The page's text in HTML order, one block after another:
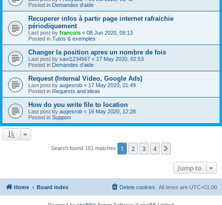
Posted in Demandes d'aide
Recuperer infos à partir page internet rafraichie
périodiquement
Last post by francois « 08 Jun 2020, 09:13
Posted in Tutos & exemples
Changer la position apres un nombre de fois
Last post by xavi1234567 « 17 May 2020, 02:53
Posted in Demandes d'aide
Request (Internal Video, Google Ads)
Last post by augesrob « 17 May 2020, 01:49
Posted in Requests and ideas
How do you write file to location
Last post by augesrob « 16 May 2020, 12:28
Posted in Support
Search found 161 matches 1 2 3 4
Jump to
Home Board index All times are UTC+01:00
Delete cookies